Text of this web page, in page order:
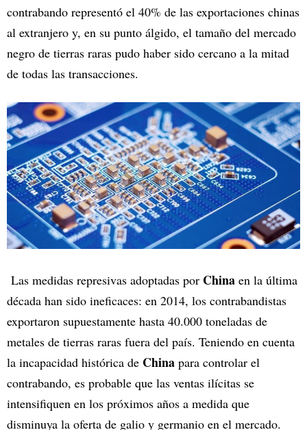
contrabando representó el 40% de las exportaciones chinas
al extranjero y, en su punto álgido, el tamaño del mercado
negro de tierras raras pudo haber sido cercano a la mitad
de todas las transacciones.
Las medidas represivas adoptadas por China en la última
década han sido ineficaces: en 2014, los contrabandistas
exportaron supuestamente hasta 40.000 toneladas de
metales de tierras raras fuera del país. Teniendo en cuenta
la incapacidad histórica de China para controlar el
contrabando, es probable que las ventas ilícitas se
intensifiquen en los próximos años a medida que
disminuya la oferta de galio y germanio en el mercado.